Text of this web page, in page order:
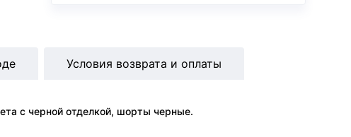
с черной отделкой, шорты черные.
Условия возврата и оплаты